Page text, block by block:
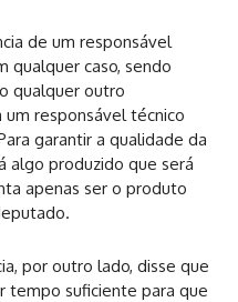
de um responsável
qualquer caso, sendo
qualquer outro
um responsável técnico
garantir a qualidade da
algo produzido que será
apenas ser o produto
por outro lado, disse que
tempo suficiente para que